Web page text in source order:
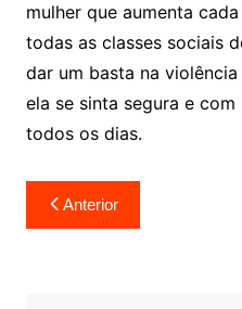
mulher que aumenta
todas as classes sociais
dar um basta na
ela se sinta segura e
todos os dias.
Navegação
de
Anterior